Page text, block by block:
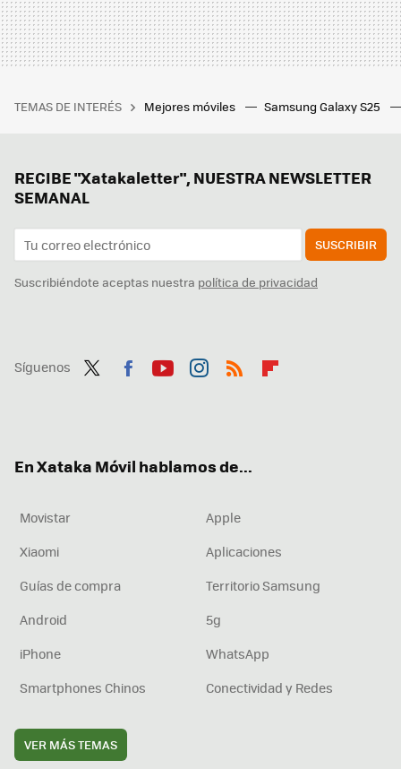
TEMAS DE INTERÉS Mejores móviles Samsung Galaxy S25
RECIBE "Xatakaletter", NUESTRA NEWSLETTER
SEMANAL
SUSCRIBIR
Suscribiéndote aceptas nuestra política de privacidad
Síguenos
En Xataka Móvil hablamos de...
Movistar
Apple
Xiaomi
Aplicaciones
Guías de compra
Territorio Samsung
Android
5g
iPhone
WhatsApp
Smartphones Chinos
Conectividad y Redes
VER MÁS TEMAS